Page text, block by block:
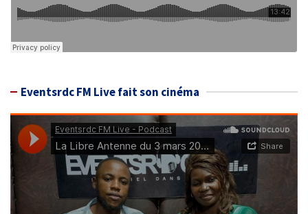
Eventsrdc FM Live fait son cinéma